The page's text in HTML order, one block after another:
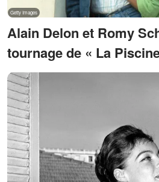
Alain Delon et Romy
tournage de « La